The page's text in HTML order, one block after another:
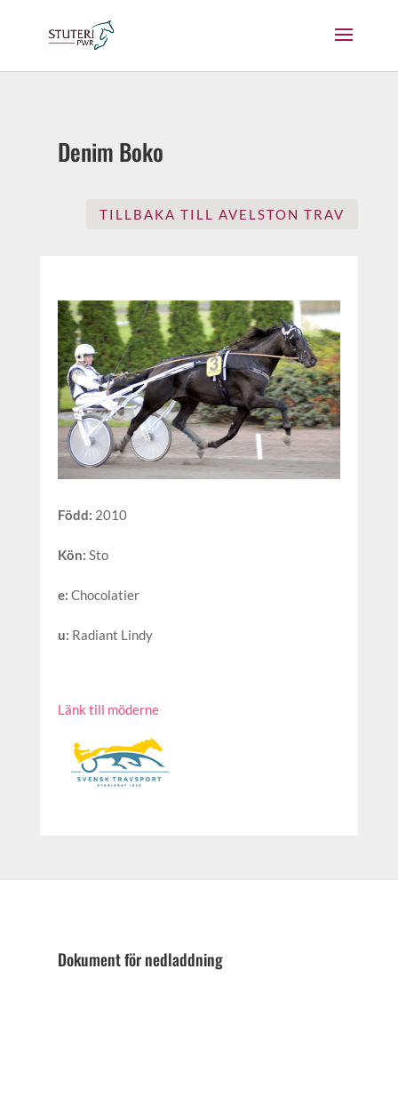
Denim Boko
TILLBAKA TILL AVELSTON TRAV
Född: 2010
Kön: Sto
e: Chocolatier
u: Radiant Lindy
Länk till möderne
Dokument för nedladdning